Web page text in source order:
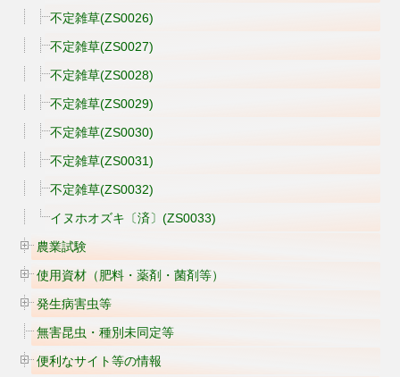
不定雑草(ZS0026)
不定雑草(ZS0027)
不定雑草(ZS0028)
不定雑草(ZS0029)
不定雑草(ZS0030)
不定雑草(ZS0031)
不定雑草(ZS0032)
イヌホオズキ〔済〕(ZS0033)
農業試験
使用資材（肥料・薬剤・菌剤等）
発生病害虫等
無害昆虫・種別未同定等
便利なサイト等の情報